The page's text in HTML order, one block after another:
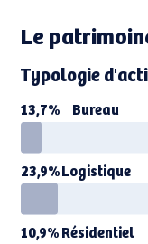
Le
Typologie
13,7% Bureau
23,9%Logistique
10,9%Résidentiel